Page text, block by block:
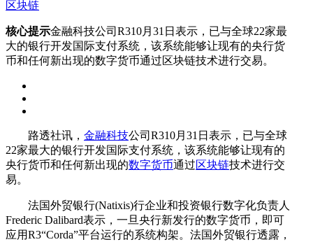
区块链
核心提示金融科技公司R310月31日表示，已与全球22家最
大的银行开发国际支付系统，该系统能够让现有的央行货
币和任何新出现的数字货币通过区块链技术进行交易。
路透社讯， 金融科技公司R310月31日表示，已与全球
22家最大的银行开发国际支付系统，该系统能够让现有的
央行货币和任何新出现的数字货币通过区块链技术进行交
易。
法国外贸银行(Natixis)行企业和投资银行数字化负责人
Frederic Dalibard表示，一旦央行新发行的数字货币，即可
应用R3“Corda”平台运行的系统构架。法国外贸银行透露，